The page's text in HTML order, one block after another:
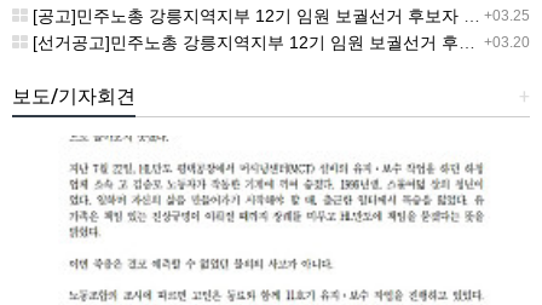
+03.25
[공고]민주노총 강릉지역지부 12기 임원 보궐선거 후보자 확정 공고
+03.20
[선거공고]민주노총 강릉지역지부 12기 임원 보궐선거 후보 등록 기간 연장 공고
+
보도/기자회견